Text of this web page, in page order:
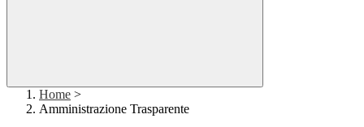
Home >
Amministrazione Trasparente